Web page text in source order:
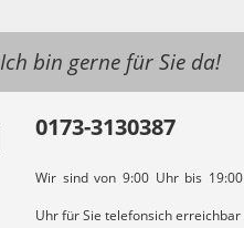
Ich bin gerne für Sie da!
0173-3130387
Wir sind von 9:00 Uhr bis 19:00
Uhr für Sie telefonsich erreichbar